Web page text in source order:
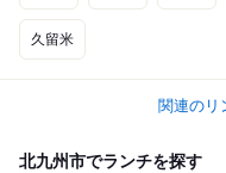
久留米
関連のリ
北九州市でランチを探す